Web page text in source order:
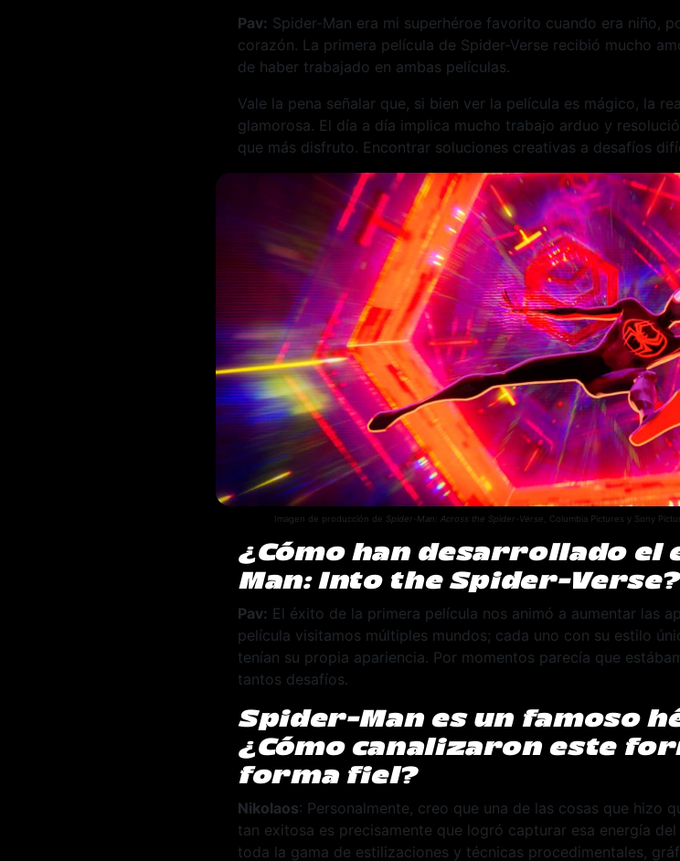
Pav: Spider-Man era mi superhéroe favorito cuando era niño,
corazón. La primera película de Spider-Verse recibió mucho
de haber trabajado en ambas películas.
Vale la pena señalar que, si bien ver la película es mágico, la
glamorosa. El día a día implica mucho trabajo arduo y
que más disfruto. Encontrar soluciones creativas a desafíos
Imagen de producción de Spider-Man: Across the Spider-Verse , Columbia Pictures y Sony
¿Cómo han desarrollado el
Man: Into the Spider-Verse?
Pav: El éxito de la primera película nos animó a aumentar las
película visitamos múltiples mundos; cada uno con su estilo
tenían su propia apariencia. Por momentos parecía que
tantos desafíos.
Spider-Man es un famoso
¿Cómo canalizaron este
forma fiel?
Nikolaos: Personalmente, creo que una de las cosas que hizo
tan exitosa es precisamente que logró capturar esa energía
toda la gama de estilizaciones y técnicas procedimentales,